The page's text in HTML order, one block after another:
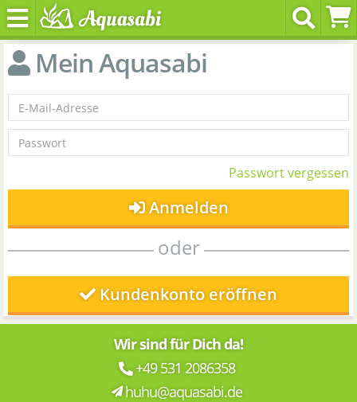
Mein Aquasabi
Passwort vergessen
Anmelden
oder
Kundenkonto eröffnen
Wir sind für Dich da!
+49 531 2086358
huhu@aquasabi.de